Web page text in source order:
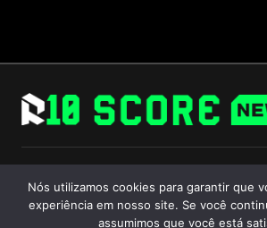
Follow Us
Nós utilizamos cookies para garantir que
experiência em nosso site. Se você
assumimos que você está